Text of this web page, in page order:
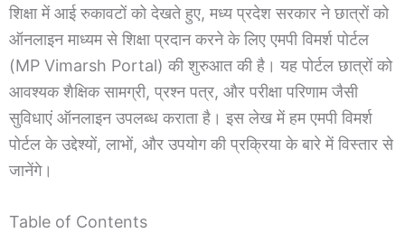
शिक्षा में आई रुकावटों को देखते हुए, मध्य प्रदेश सरकार ने छात्रों को
ऑनलाइन माध्यम से शिक्षा प्रदान करने के लिए एमपी विमर्श पोर्टल
(MP Vimarsh Portal) की शुरुआत की है। यह पोर्टल छात्रों को
आवश्यक शैक्षिक सामग्री, प्रश्न पत्र, और परीक्षा परिणाम जैसी
सुविधाएं ऑनलाइन उपलब्ध कराता है। इस लेख में हम एमपी विमर्श
पोर्टल के उद्देश्यों, लाभों, और उपयोग की प्रक्रिया के बारे में विस्तार से
जानेंगे।
Table of Contents